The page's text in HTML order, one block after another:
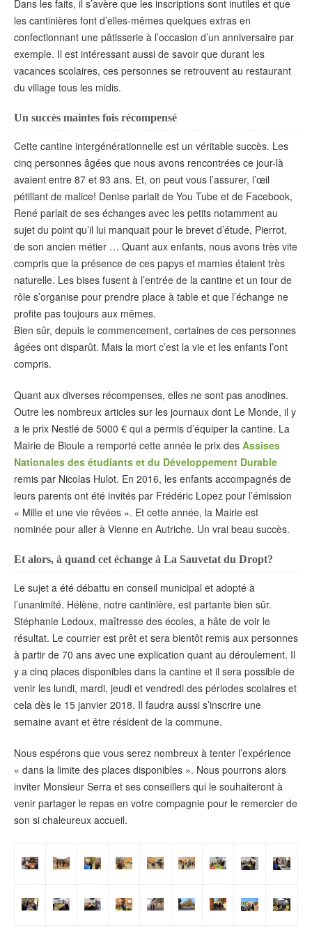
Dans les faits, il s’avère que les inscriptions sont inutiles et que
les cantinières font d’elles-mêmes quelques extras en
confectionnant une pâtisserie à l’occasion d’un anniversaire par
exemple. Il est intéressant aussi de savoir que durant les
vacances scolaires, ces personnes se retrouvent au restaurant
du village tous les midis.
Un succès maintes fois récompensé
Cette cantine intergénérationnelle est un véritable succès. Les
cinq personnes âgées que nous avons rencontrées ce jour-là
avaient entre 87 et 93 ans. Et, on peut vous l’assurer, l’œil
pétillant de malice! Denise parlait de You Tube et de Facebook,
René parlait de ses échanges avec les petits notamment au
sujet du point qu’il lui manquait pour le brevet d’étude, Pierrot,
de son ancien métier … Quant aux enfants, nous avons très vite
compris que la présence de ces papys et mamies étaient très
naturelle. Les bises fusent à l’entrée de la cantine et un tour de
rôle s’organise pour prendre place à table et que l’échange ne
profite pas toujours aux mêmes.
Bien sûr, depuis le commencement, certaines de ces personnes
âgées ont disparût. Mais la mort c’est la vie et les enfants l’ont
compris.
Quant aux diverses récompenses, elles ne sont pas anodines.
Outre les nombreux articles sur les journaux dont Le Monde, il y
a le prix Nestlé de 5000 € qui a permis d’équiper la cantine. La
Mairie de Bioule a remporté cette année le prix des Assises
Nationales des étudiants et du Développement Durable
remis par Nicolas Hulot. En 2016, les enfants accompagnés de
leurs parents ont été invités par Frédéric Lopez pour l’émission
« Mille et une vie rêvées ». Et cette année, la Mairie est
nominée pour aller à Vienne en Autriche. Un vrai beau succès.
Et alors, à quand cet échange à La Sauvetat du Dropt?
Le sujet a été débattu en conseil municipal et adopté à
l’unanimité. Hélène, notre cantinière, est partante bien sûr.
Stéphanie Ledoux, maîtresse des écoles, a hâte de voir le
résultat. Le courrier est prêt et sera bientôt remis aux personnes
à partir de 70 ans avec une explication quant au déroulement. Il
y a cinq places disponibles dans la cantine et il sera possible de
venir les lundi, mardi, jeudi et vendredi des périodes scolaires et
cela dès le 15 janvier 2018. Il faudra aussi s’inscrire une
semaine avant et être résident de la commune.
Nous espérons que vous serez nombreux à tenter l’expérience
« dans la limite des places disponibles ». Nous pourrons alors
inviter Monsieur Serra et ses conseillers qui le souhaiteront à
venir partager le repas en votre compagnie pour le remercier de
son si chaleureux accueil.